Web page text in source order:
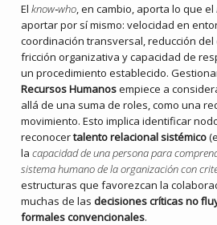
Elknow‑who , en cambio, aporta lo que el
aportar por sí mismo: velocidad en
coordinación transversal, reducción del
fricción organizativa y capacidad de
un procedimiento establecido.
Recursos Humanosempiece a
allá de una suma de roles, como una
movimiento. Esto implica identificar
reconocertalento relacional sistémico
la capacidad de una persona para
sistema humano de la organización con
estructuras que favorezcan la
muchas de lasdecisiones críticas no
formales convencionales.